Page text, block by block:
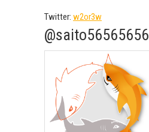
Twitter: w2or3w
@saito56565656